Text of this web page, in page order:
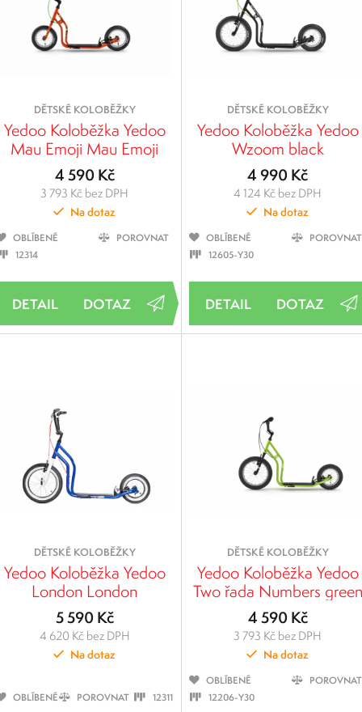
DĚTSKÉ KOLOBĚŽKY
Yedoo Koloběžka Yedoo
Mau Emoji Mau Emoji
4 590 Kč
3 793 Kč bez DPH
Na dotaz
OBLÍBENÉ
POROVNAT
12314
DOTAZ
DĚTSKÉ KOLOBĚŽKY
Yedoo Koloběžka Yedoo
Wzoom black
4 990 Kč
4 124 Kč bez DPH
Na dotaz
OBLÍBENÉ
POROVNAT
12605-Y30
DOTAZ
DĚTSKÉ KOLOBĚŽKY
Yedoo Koloběžka Yedoo
London London
5 590 Kč
4 620 Kč bez DPH
Na dotaz
OBLÍBENÉ POROVNAT 12311
DĚTSKÉ KOLOBĚŽKY
Yedoo Koloběžka Yedoo
Two řada Numbers green
4 590 Kč
3 793 Kč bez DPH
Na dotaz
OBLÍBENÉ
POROVNAT
12206-Y30